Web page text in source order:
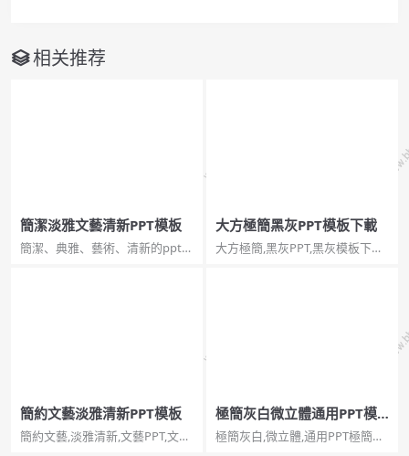
相关推荐
簡潔淡雅文藝清新PPT模板
簡潔、典雅、藝術、清新的ppt模
大方極簡黑灰PPT模板下載
大方極簡,黑灰PPT,黑灰模板下載
簡約文藝淡雅清新PPT模板
簡約文藝,淡雅清新,文藝PPT,文藝
極簡灰白微立體通用PPT模
板
極簡灰白,微立體,通用PPT極簡灰